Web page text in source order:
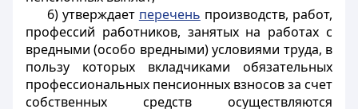
6) утверждает перечень производств, работ,
профессий работников, занятых на работах с
вредными (особо вредными) условиями труда, в
пользу которых вкладчиками обязательных
профессиональных пенсионных взносов за счет
собственных средств осуществляются